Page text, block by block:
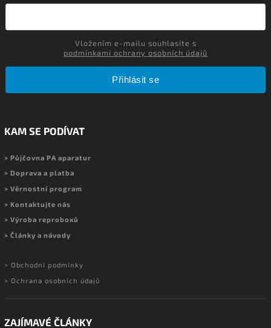
podmínkami ochrany osobních údajů
Přihlásit se
KAM SE PODÍVAT
> Půjčovna PA aparatur
> Doprava a platba
> Věrnostní program
> Kontaktujte nás
> Výroba reproboxů
> Články a návody
> Obchodní podmínky
> Ochrana osobních údajů
ZAJÍMAVÉ ČLÁNKY